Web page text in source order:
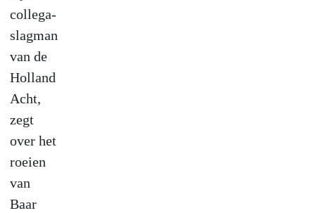
collega-
slagman
van de
Holland
Acht,
zegt
over het
roeien
van
Baar